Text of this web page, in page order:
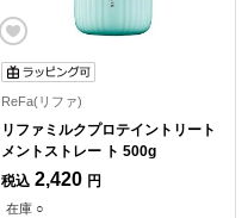
ReFa(リファ)
リファミルクプロテイントリート
メントストレー ト 500g
税込 2,420 円
在庫 ○